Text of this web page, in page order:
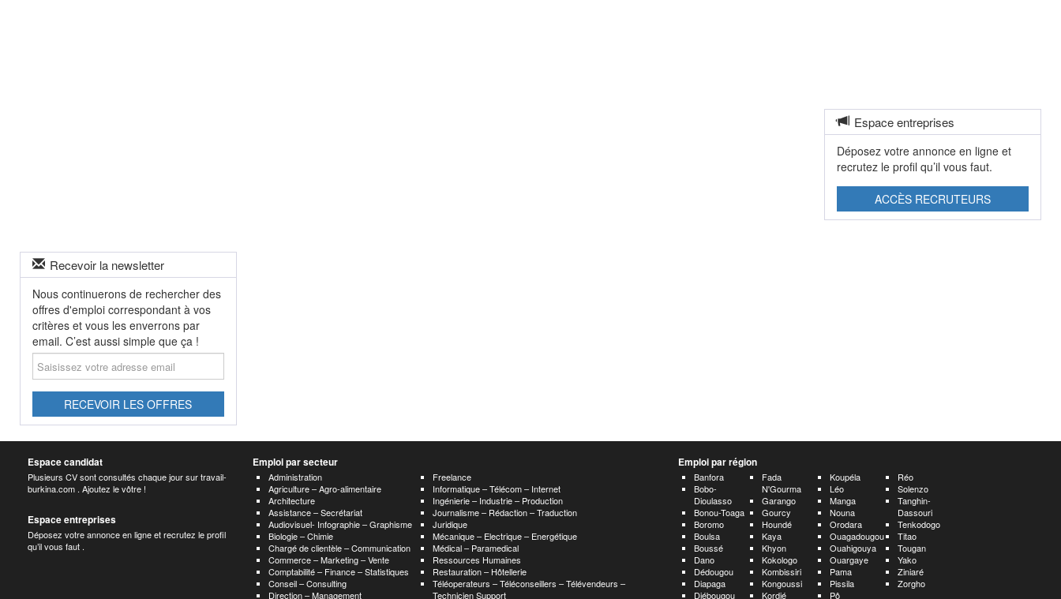
Recevoir la newsletter
Nous continuerons de rechercher des
offres d'emploi correspondant à vos
critères et vous les enverrons par
email. C’est aussi simple que ça !
Saisissez
votre
adresse
RECEVOIR LES OFFRES
Espace entreprises
Déposez votre annonce en ligne et
recrutez le profil qu’il vous faut.
ACCÈS RECRUTEURS
Espace candidat
Plusieurs CV sont consultés chaque jour sur travail-
burkina.com . Ajoutez le vôtre !
Espace entreprises
Déposez votre annonce en ligne et recrutez le profil
qu’il vous faut .
Emploi par secteur
Administration
Agriculture – Agro-alimentaire
Architecture
Assistance – Secrétariat
Audiovisuel- Infographie – Graphisme
Biologie – Chimie
Chargé de clientèle – Communication
Commerce – Marketing – Vente
Comptabilité – Finance – Statistiques
Conseil – Consulting
Direction – Management
Freelance
Informatique – Télécom – Internet
Ingénierie – Industrie – Production
Journalisme – Rédaction – Traduction
Juridique
Mécanique – Electrique – Energétique
Médical – Paramedical
Ressources Humaines
Restauration – Hôtellerie
Téléoperateurs – Téléconseillers – Télévendeurs –
Technicien Support
Emploi par région
Banfora
Bobo-
Dioulasso
Bonou-Toaga
Boromo
Boulsa
Boussé
Dano
Dédougou
Diapaga
Diébougou
Fada
N'Gourma
Garango
Gourcy
Houndé
Kaya
Khyon
Kokologo
Kombissiri
Kongoussi
Kordié
Koupéla
Léo
Manga
Nouna
Orodara
Ouagadougou
Ouahigouya
Ouargaye
Pama
Pissila
Pô
Réo
Solenzo
Tanghin-
Dassouri
Tenkodogo
Titao
Tougan
Yako
Ziniaré
Zorgho